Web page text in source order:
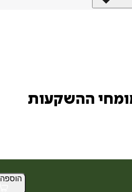
הוספה
ההשקעות